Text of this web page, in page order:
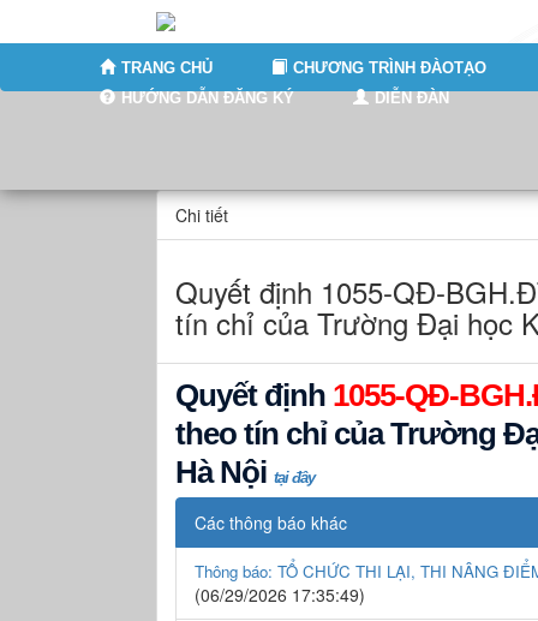
TRANG CHỦ
CHƯƠNG TRÌNH ĐÀOTẠO
HƯỚNG DẪN ĐĂNG KÝ
DIỄN ĐÀN
Chi tiết
Quyết định 1055-QĐ-
tín chỉ của Trường Đại học
Quyết định 1055-QĐ-
theo tín chỉ của Trường
Hà Nội tại đây
Các thông báo khác
Thông báo: TỔ CHỨC THI LẠI, THI NÂNG
(06/29/2026 17:35:49)